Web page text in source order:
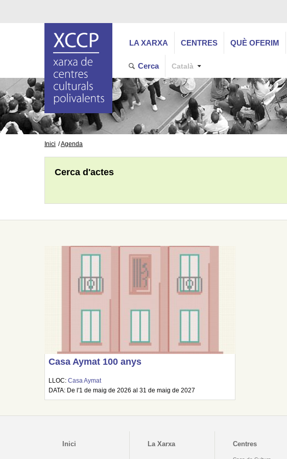
LA XARXA CENTRES QUÈ OFERIM
Cerca Català
Inici Agenda
Cerca d'actes
Casa Aymat 100 anys
LLOC:Casa Aymat
DATA: De l'1 de maig de 2026 al 31 de maig de 2027
Inici La Xarxa Centres